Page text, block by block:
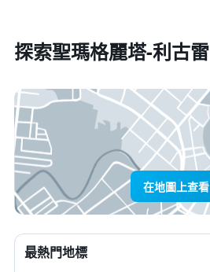
探索聖瑪格麗塔-利古雷
在地圖上查看
最熱門地標